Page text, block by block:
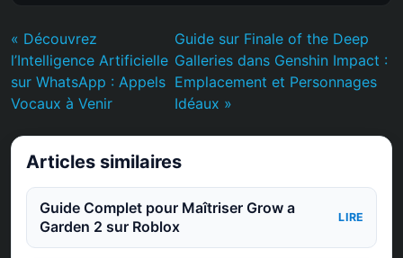
« Découvrez
l’Intelligence Artificielle
sur WhatsApp : Appels
Vocaux à Venir
Guide sur Finale of the Deep
Galleries dans Genshin Impact :
Emplacement et Personnages
Idéaux »
Articles similaires
Guide Complet pour Maîtriser Grow a
Garden 2 sur Roblox
LIRE